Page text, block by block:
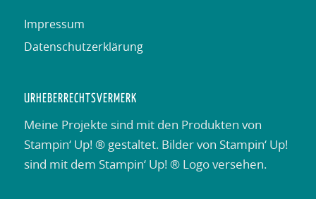
Impressum
Datenschutzerklärung
URHEBERRECHTSVERMERK
Meine Projekte sind mit den Produkten von
Stampin‘ Up! ® gestaltet. Bilder von Stampin‘ Up!
sind mit dem Stampin‘ Up! ® Logo versehen.